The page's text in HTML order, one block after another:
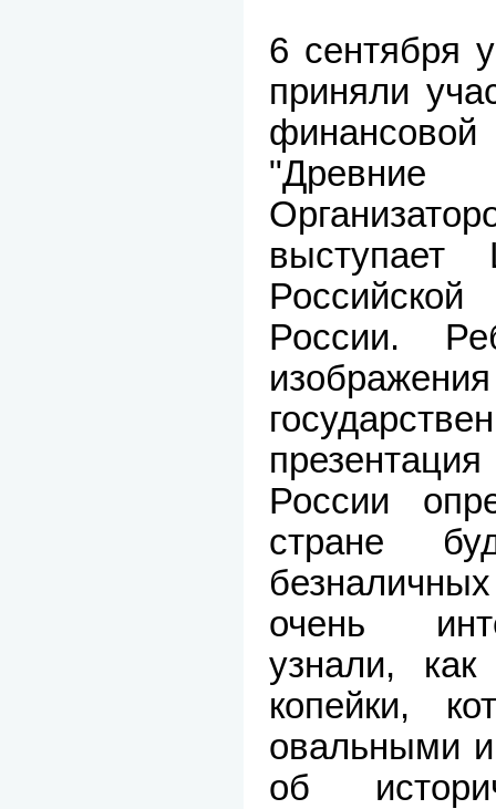
6 сентября
приняли
выступает
России.
России
стране
очень
узнали,
копейки,
овальными
об